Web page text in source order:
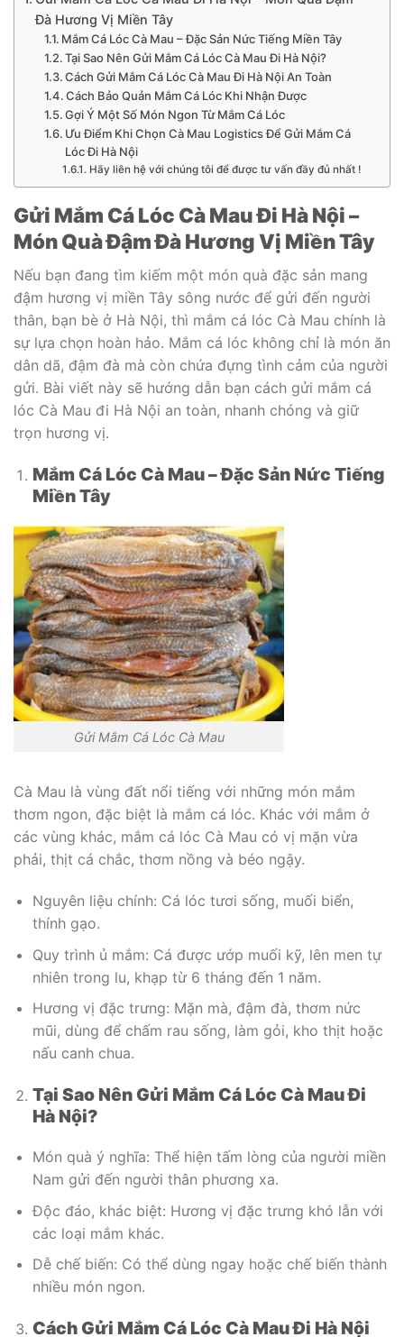
Đà Hương Vị Miền Tây
Mắm Cá Lóc Cà Mau – Đặc Sản Nức Tiếng Miền Tây
Tại Sao Nên Gửi Mắm Cá Lóc Cà Mau Đi Hà Nội?
Cách Gửi Mắm Cá Lóc Cà Mau Đi Hà Nội An Toàn
Cách Bảo Quản Mắm Cá Lóc Khi Nhận Được
Gợi Ý Một Số Món Ngon Từ Mắm Cá Lóc
Ưu Điểm Khi Chọn Cà Mau Logistics Để Gửi Mắm Cá
Lóc Đi Hà Nội
Hãy liên hệ với chúng tôi để được tư vấn đầy đủ nhất !
Gửi Mắm Cá Lóc Cà Mau Đi Hà Nội –
Món Quà Đậm Đà Hương Vị Miền Tây
Nếu bạn đang tìm kiếm một món quà đặc sản mang
đậm hương vị miền Tây sông nước để gửi đến người
thân, bạn bè ở Hà Nội, thì mắm cá lóc Cà Mau chính là
sự lựa chọn hoàn hảo. Mắm cá lóc không chỉ là món ăn
dân dã, đậm đà mà còn chứa đựng tình cảm của người
gửi. Bài viết này sẽ hướng dẫn bạn cách gửi mắm cá
lóc Cà Mau đi Hà Nội an toàn, nhanh chóng và giữ
trọn hương vị.
Mắm Cá Lóc Cà Mau – Đặc Sản Nức Tiếng
Miền Tây
Gửi Mắm Cá Lóc Cà Mau
Cà Mau là vùng đất nổi tiếng với những món mắm
thơm ngon, đặc biệt là mắm cá lóc. Khác với mắm ở
các vùng khác, mắm cá lóc Cà Mau có vị mặn vừa
phải, thịt cá chắc, thơm nồng và béo ngậy.
Nguyên liệu chính: Cá lóc tươi sống, muối biển,
thính gạo.
Quy trình ủ mắm: Cá được ướp muối kỹ, lên men tự
nhiên trong lu, khạp từ 6 tháng đến 1 năm.
Hương vị đặc trưng: Mặn mà, đậm đà, thơm nức
mũi, dùng để chấm rau sống, làm gỏi, kho thịt hoặc
nấu canh chua.
Tại Sao Nên Gửi Mắm Cá Lóc Cà Mau Đi
Hà Nội?
Món quà ý nghĩa: Thể hiện tấm lòng của người miền
Nam gửi đến người thân phương xa.
Độc đáo, khác biệt: Hương vị đặc trưng khó lẫn với
các loại mắm khác.
Dễ chế biến: Có thể dùng ngay hoặc chế biến thành
nhiều món ngon.
Cách Gửi Mắm Cá Lóc Cà Mau Đi Hà Nội